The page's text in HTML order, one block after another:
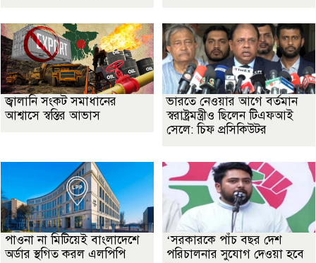
জ্বালানি সংকট সমাধানের
আশ্বাসে স্বস্তির আভাস
ভারতে নেওয়ার আগে বর্তমান
স্বরাষ্ট্রমন্ত্রীও ছিলেন টিএফআই
সেলে: চিফ প্রসিকিউটর
পাওনা না মিটিয়েই বাংলাদেশে
অর্ডার স্থগিত করল এলপিপি
‘সরকারকে পাঁচ বছর দেশ
পরিচালনার সুযোগ দেওয়া হবে